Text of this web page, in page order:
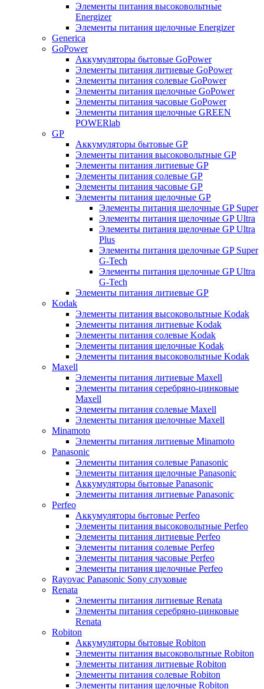
Элементы питания высоковольтные
Energizer
Элементы питания щелочные Energizer
Generica
GoPower
Аккумуляторы бытовые GoPower
Элементы питания литиевые GoPower
Элементы питания солевые GoPower
Элементы питания щелочные GoPower
Элементы питания часовые GoPower
Элементы питания щелочные GREEN
POWERlab
GP
Аккумуляторы бытовые GP
Элементы питания высоковольтные GP
Элементы питания литиевые GP
Элементы питания солевые GP
Элементы питания часовые GP
Элементы питания щелочные GP
Элементы питания щелочные GP Super
Элементы питания щелочные GP Ultra
Элементы питания щелочные GP Ultra
Plus
Элементы питания щелочные GP Super
G-Tech
Элементы питания щелочные GP Ultra
G-Tech
Элементы питания литиевые GP
Kodak
Элементы питания высоковольтные Kodak
Элементы питания литиевые Kodak
Элементы питания солевые Kodak
Элементы питания щелочные Kodak
Элементы питания высоковольтные Kodak
Maxell
Элементы питания литиевые Maxell
Элементы питания серебряно-цинковые
Maxell
Элементы питания солевые Maxell
Элементы питания щелочные Maxell
Minamoto
Элементы питания литиевые Minamoto
Panasonic
Элементы питания солевые Panasonic
Элементы питания щелочные Panasonic
Аккумуляторы бытовые Panasonic
Элементы питания литиевые Panasonic
Perfeo
Аккумуляторы бытовые Perfeo
Элементы питания высоковольтные Perfeo
Элементы питания литиевые Perfeo
Элементы питания солевые Perfeo
Элементы питания часовые Perfeo
Элементы питания щелочные Perfeo
Rayovac Panasonic Sony слуховые
Renata
Элементы питания литиевые Renata
Элементы питания серебряно-цинковые
Renata
Robiton
Аккумуляторы бытовые Robiton
Элементы питания высоковольтные Robiton
Элементы питания литиевые Robiton
Элементы питания солевые Robiton
Элементы питания щелочные Robiton